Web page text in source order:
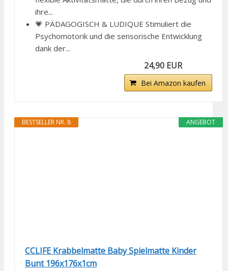
ihre...
💗 PÄDAGOGISCH & LUDIQUE Stimuliert die
Psychomotorik und die sensorische Entwicklung
dank der...
24,90 EUR
Bei Amazon kaufen
ANGEBOT
BESTSELLER NR. 8
CCLIFE Krabbelmatte Baby Spielmatte Kinder
Bunt 196x176x1cm